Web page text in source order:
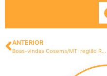
ANTERIOR
Boas-vindas Cosems/MT: região Região Norte Mato-Grossense tem ampla participação